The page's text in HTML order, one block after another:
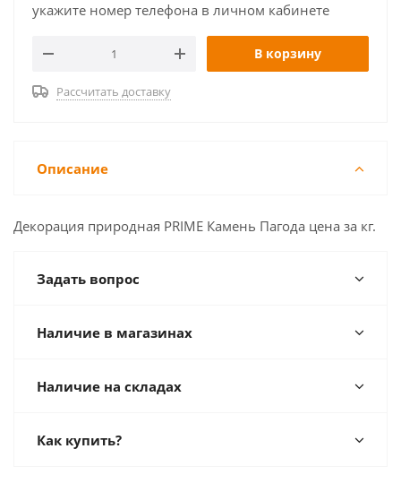
укажите номер телефона в личном кабинете
В корзину
Рассчитать доставку
Описание
Декорация природная PRIME Камень Пагода цена за кг.
Задать вопрос
Наличие в магазинах
Наличие на складах
Как купить?